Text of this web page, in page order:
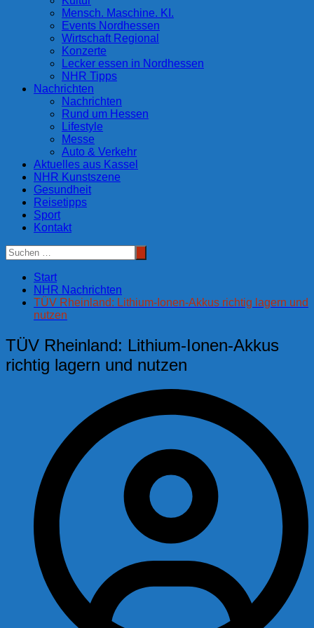
Mensch. Maschine. KI.
Events Nordhessen
Wirtschaft Regional
Konzerte
Lecker essen in Nordhessen
NHR Tipps
Nachrichten
Nachrichten
Rund um Hessen
Lifestyle
Messe
Auto & Verkehr
Aktuelles aus Kassel
NHR Kunstszene
Gesundheit
Reisetipps
Sport
Kontakt
Start
NHR Nachrichten
TÜV Rheinland: Lithium-Ionen-Akkus richtig lagern und
nutzen
TÜV Rheinland: Lithium-Ionen-Akkus
richtig lagern und nutzen